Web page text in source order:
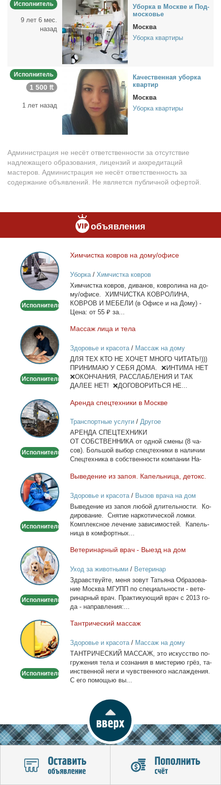
Исполнитель
9 лет 6 мес.
назад
Убор­ка в Москве и Под­
мос­ко­вье
Москва
Уборка квартиры
Исполнитель
1 500 ₶
1 лет назад
Ка­че­ствен­ная убор­ка
квар­тир
Москва
Уборка квартиры
Администрация не несёт ответственности за отсутствие
надлежащего образования, лицензий и аккредитаций
мастеров. Администрация не несёт ответственность за
содержание объявлений. Не является публичной офертой.
объявления
Химчистка
ковров
на
дому/
Исполнитель
Хим­чист­ка ков­ров на до­му/офи­се
Уборка/ Химчистка ковров
Хим­чист­ка ков­ров, ди­ва­нов, ков­ро­ли­на на до­
му/офи­се. ХИМЧИСТКА КОВРОЛИНА,
КОВРОВ И МЕБЕЛИ (в Офи­се и на До­му) -
Це­на: от 55 ₽ за...
Массаж
лица
и
тела
Исполнитель
Мас­саж ли­ца и те­ла
Здоровье и красота/ Массаж на дому
ДЛЯ ТЕХ КТО НЕ ХОЧЕТ МНОГО ЧИТАТЬ!)))
ПРИНИМАЮ У СЕБЯ ДОМА. ❌ИНТИМА НЕТ
❌ОКОНЧАНИЯ, РАССЛАБЛЕНИЯ И ТАК
ДАЛЕЕ НЕТ! ❌ДОГОВОРИТЬСЯ НЕ...
Аренда
спецтехники
в
Москве
Исполнитель
Арен­да спец­тех­ни­ки в Москве
Транспортные услуги/ Другое
АРЕНДА СПЕЦТЕХНИКИ
ОТ СОБСТВЕННИКА от од­ной сме­ны (8 ча­
сов). Боль­шой вы­бор спец­тех­ни­ки в на­ли­чии
Спец­тех­ни­ка в соб­ствен­но­сти ком­па­нии На­
Выведение
из
запоя.
Капельница,
Исполнитель
Вы­ве­де­ние из за­поя. Ка­пель­ни­ца, де­токс.
Здоровье и красота/ Вызов врача на дом
Вы­ве­де­ние из за­поя лю­бой дли­тель­но­сти. Ко­
ди­ро­ва­ние. Сня­тие нар­ко­ти­че­ской лом­ки.
Ком­плекс­ное ле­че­ние за­ви­си­мо­стей. Ка­пель­
ни­ца в ком­форт­ных...
Ветеринарный
врач
-
Выезд
дом
Исполнитель
Ве­те­ри­нар­ный врач - Вы­езд на дом
Уход за животными/ Ветеринар
Здрав­ствуй­те, ме­ня зо­вут Та­тья­на Об­ра­зо­ва­
ние Москва МГУПП по спе­ци­аль­но­сти - ве­те­
ри­нар­ный врач. Прак­ти­ку­ю­щий врач с 2013 го­
да - на­прав­ле­ния:...
Тантрический
массаж
Исполнитель
Тан­три­че­ский мас­саж
Здоровье и красота/ Массаж на дому
ТАНТРИЧЕСКИЙ МАССАЖ, это ис­кус­ство по­
гру­же­ния те­ла и со­зна­ния в ми­сте­рию грёз, та­
ин­ствен­ной неги и чув­ствен­но­го на­сла­жде­ния.
С его по­мо­щью вы...